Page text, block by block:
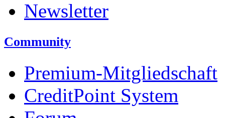
Newsletter
Community
Premium-Mitgliedschaft
CreditPoint System